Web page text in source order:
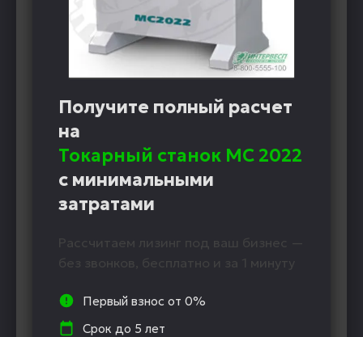
Получите полный расчет
на
Токарный станок MC 2022
с минимальными
затратами
Рассчитаем лизинг под ваш бизнес —
без звонков, бесплатно и за 1 минуту
Первый взнос от 0%
Срок до 5 лет